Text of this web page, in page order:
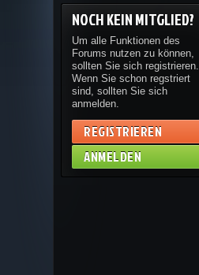
NOCH KEIN MITGLIED?
Um alle Funktionen des
Forums nutzen zu können,
sollten Sie sich registrieren.
Wenn Sie schon regstriert
sind, sollten Sie sich
anmelden.
REGISTRIEREN
ANMELDEN